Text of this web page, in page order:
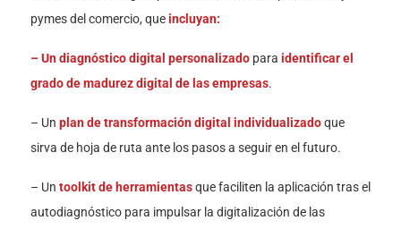
pymes del comercio, queincluyan:
– Undiagnósticodigital personalizadopara identificar el
grado de madurez digital de las empresas.
– Un plan de transformación digital individualizadoque
sirva de hoja de ruta ante los pasos a seguir en el futuro.
– Un toolkit de herramientasque faciliten la aplicación tras el
autodiagnóstico para impulsar la digitalización de las